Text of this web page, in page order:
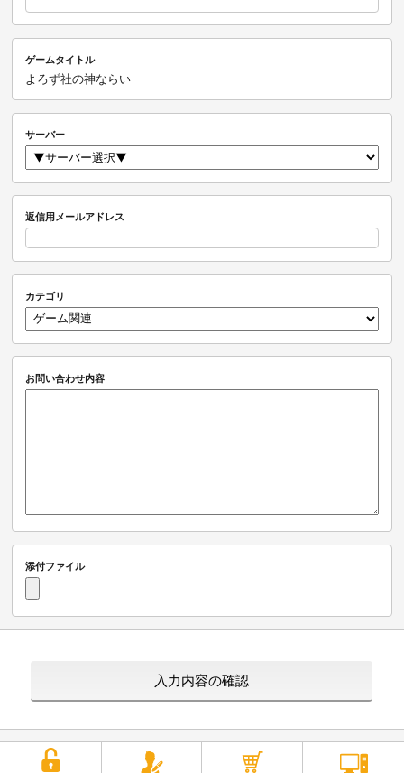
ゲームタイトル
よろず社の神ならい
サーバー
返信用メールアドレス
カテゴリ
お問い合わせ内容
添付ファイル